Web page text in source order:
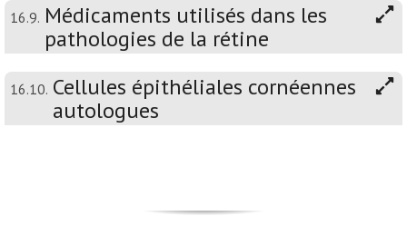
16.9. Médicaments utilisés dans les
pathologies de la rétine
16.10. Cellules épithéliales cornéennes
autologues